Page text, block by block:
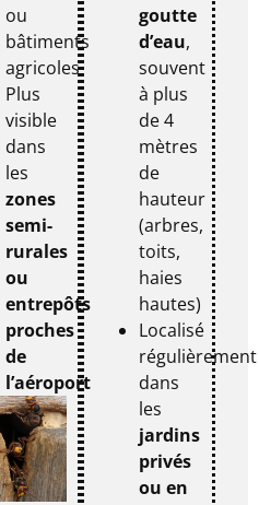
ou
bâtiments
agricoles
Plus
visible
dans
les
zones
semi-
rurales
ou
entrepôts
proches
de
l’aéroport
goutte
d’eau,
souvent
à plus
de 4
mètres
de
hauteur
(arbres,
toits,
haies
hautes)
Localisé
régulièrement
dans
les
jardins
privés
ou en